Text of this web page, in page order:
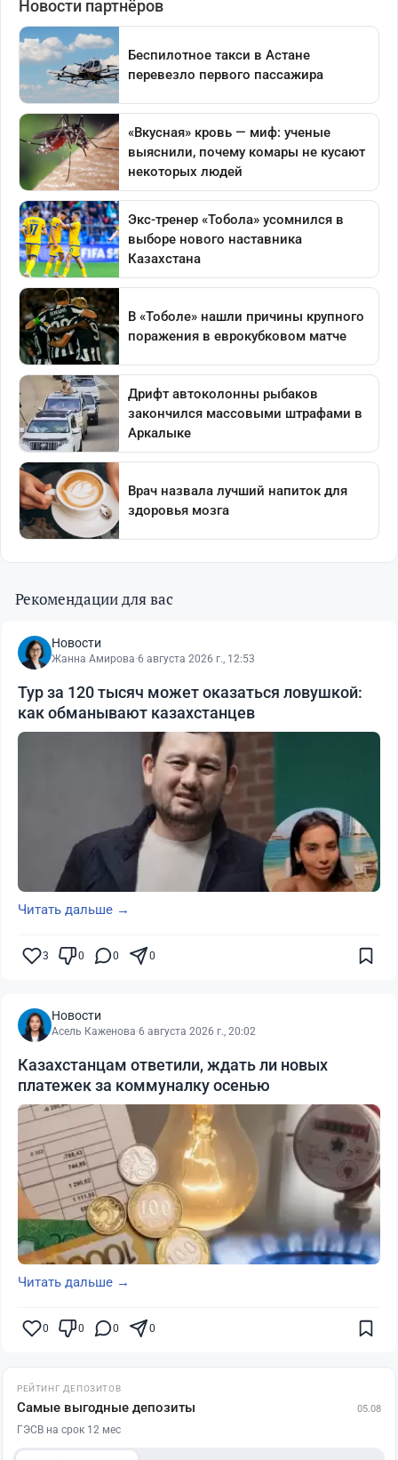
Рекомендации для вас
Новости
Жанна Амирова·6 августа 2026 г., 12:53
Тур за 120 тысяч может оказаться ловушкой:
как обманывают казахстанцев
Читать дальше →
3 0 0 0
Новости
Асель Каженова·6 августа 2026 г., 20:02
Казахстанцам ответили, ждать ли новых
платежек за коммуналку осенью
Читать дальше →
0 0 0 0
РЕЙТИНГ ДЕПОЗИТОВ
Самые выгодные депозиты 05.08
ГЭСВ на срок 12 мес